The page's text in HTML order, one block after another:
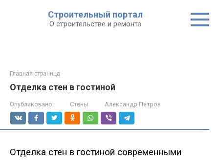
Строительный портал
О строительстве и ремонте
Главная страница
Отделка стен в гостиной
Опубликовано: Стены Александр Петров
Отделка стен в гостиной современными